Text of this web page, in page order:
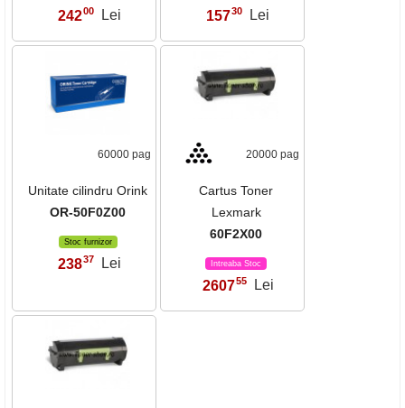
24200 Lei 15730 Lei
60000 pag
Unitate cilindru Orink
OR-50F0Z00
Stoc furnizor
23837 Lei
20000 pag
Cartus Toner
Lexmark
60F2X00
Intreaba Stoc
2607,55 Lei